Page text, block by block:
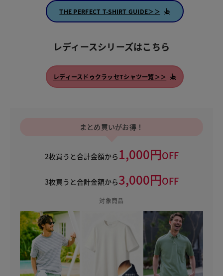
THE PERFECT T-SHIRT GUIDE＞＞
レディースシリーズはこちら
レディースドゥクラッセTシャツ一覧＞＞
まとめ買いがお得！
2枚買うと合計金額から 1,000円OFF
3枚買うと合計金額から3,000円OFF
対象商品